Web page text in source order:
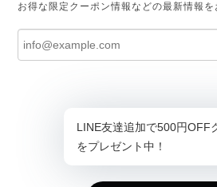
お得な限定クーポン情報などの最新情報を